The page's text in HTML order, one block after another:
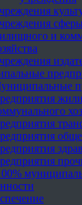
сферы
и